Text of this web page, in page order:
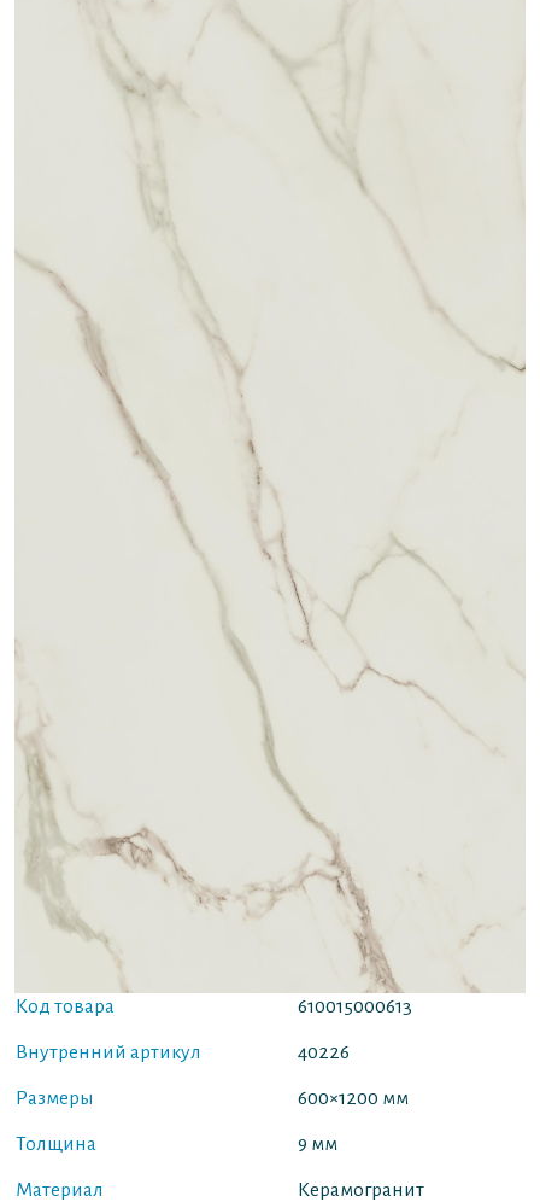
Код товара 610015000613
Внутренний артикул 40226
Размеры 600×1200 мм
Толщина 9 мм
Материал Керамогранит